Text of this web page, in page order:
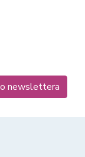
newslettera